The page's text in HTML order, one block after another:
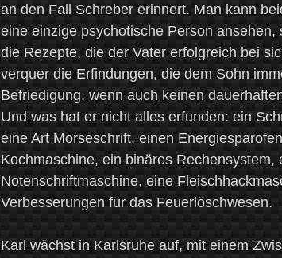
an den Fall Schreber erinnert. Man kann
eine einzige psychotische Person ansehen,
die Rezepte, die der Vater erfolgreich bei
verquer die Erfindungen, die dem Sohn
Befriedigung, wenn auch keinen
Und was hat er nicht alles erfunden: ein
eine Art Morseschrift, einen
Kochmaschine, ein binäres Rechensystem,
Notenschriftmaschine, eine
Verbesserungen für das Feuerlöschwesen.
Karl wächst in Karlsruhe auf, mit einem